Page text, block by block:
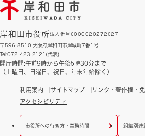
岸和田市役所法人番号6000020272027
〒596-8510 大阪府岸和田市岸城町7番1号
Tel:072-423-2121(代表)
開庁時間:午前9時から午後5時30分まで
（土曜日、日曜日、祝日、年末年始除く）
利用案内 サイトマップ リンク・著作権・
アクセシビリティ
市役所への行き方・業務時間 組織別連